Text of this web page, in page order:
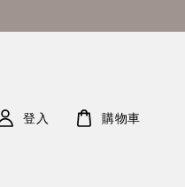
登入 購物車